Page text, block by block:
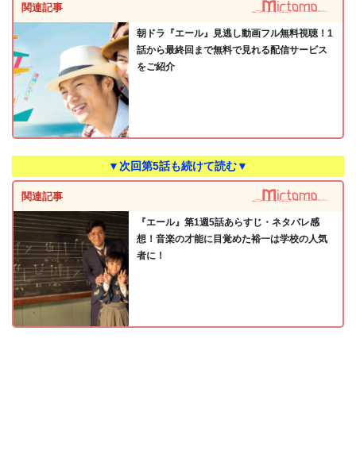
関連記事
朝ドラ『エール』見逃し動画フル無料視聴！1
話から最終回まで無料で見れる配信サービス
をご紹介
▼次回第5話も続けて読む▼
関連記事
『エール』第1週5話あらすじ・ネタバレ感
想！音楽の才能に目覚めた裕一は学校の人気
者に！